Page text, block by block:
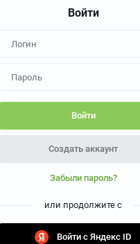
Войти
Войти
Создать аккаунт
Забыли пароль?
или продолжите с
Войти с Яндекс ID